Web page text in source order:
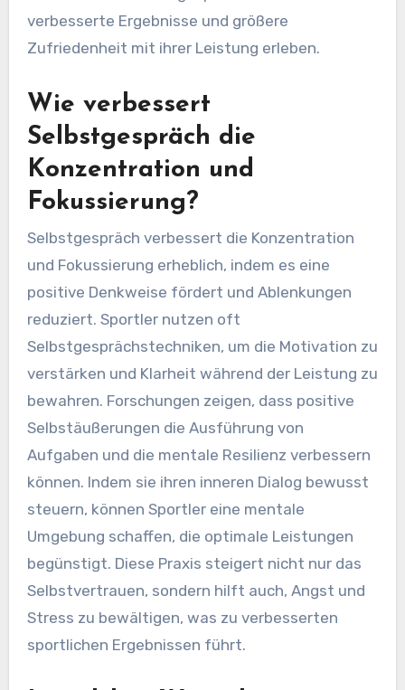
verbesserte Ergebnisse und größere
Zufriedenheit mit ihrer Leistung erleben.
Wie verbessert
Selbstgespräch die
Konzentration und
Fokussierung?
Selbstgespräch verbessert die Konzentration
und Fokussierung erheblich, indem es eine
positive Denkweise fördert und Ablenkungen
reduziert. Sportler nutzen oft
Selbstgesprächstechniken, um die Motivation zu
verstärken und Klarheit während der Leistung zu
bewahren. Forschungen zeigen, dass positive
Selbstäußerungen die Ausführung von
Aufgaben und die mentale Resilienz verbessern
können. Indem sie ihren inneren Dialog bewusst
steuern, können Sportler eine mentale
Umgebung schaffen, die optimale Leistungen
begünstigt. Diese Praxis steigert nicht nur das
Selbstvertrauen, sondern hilft auch, Angst und
Stress zu bewältigen, was zu verbesserten
sportlichen Ergebnissen führt.